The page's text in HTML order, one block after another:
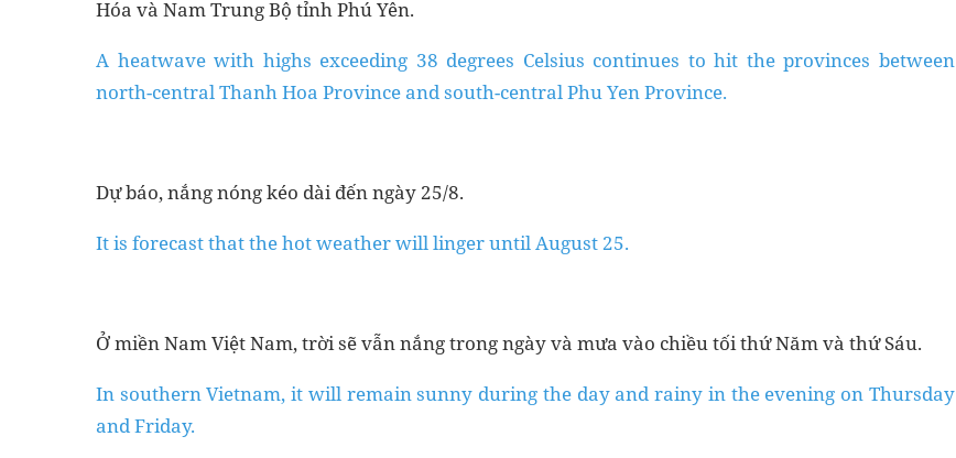
Hóa và Nam Trung Bộ tỉnh Phú Yên.
A heatwave with highs exceeding 38 degrees Celsius continues to hit the provinces between
north-central Thanh Hoa Province and south-central Phu Yen Province.
Dự báo, nắng nóng kéo dài đến ngày 25/8.
It is forecast that the hot weather will linger until August 25.
Ở miền Nam Việt Nam, trời sẽ vẫn nắng trong ngày và mưa vào chiều tối thứ Năm và thứ Sáu.
In southern Vietnam, it will remain sunny during the day and rainy in the evening on Thursday
and Friday.